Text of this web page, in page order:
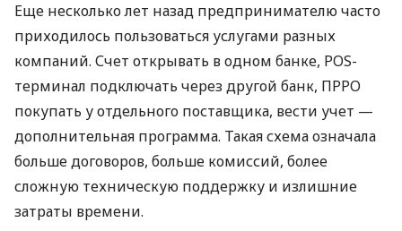
Еще несколько лет назад предпринимателю часто
приходилось пользоваться услугами разных
компаний. Счет открывать в одном банке, POS-
терминал подключать через другой банк, ПРРО
покупать у отдельного поставщика, вести учет —
дополнительная программа. Такая схема означала
больше договоров, больше комиссий, более
сложную техническую поддержку и излишние
затраты времени.